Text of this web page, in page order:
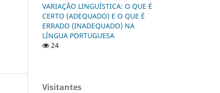
VARIAÇÃO LINGUÍSTICA: O QUE É
CERTO (ADEQUADO) E O QUE É
ERRADO (INADEQUADO) NA
LÍNGUA PORTUGUESA
24
Visitantes